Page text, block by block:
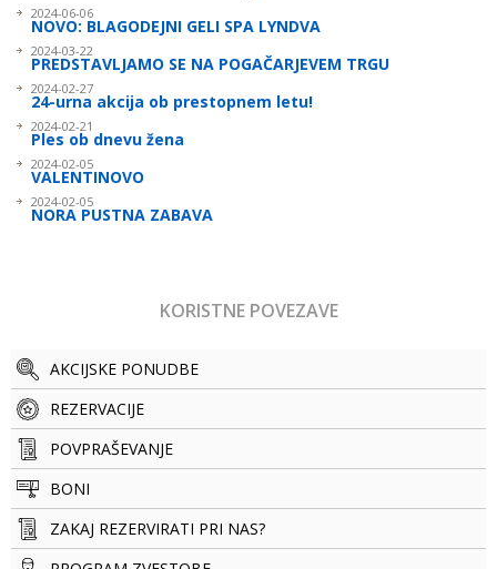
2024-06-06
NOVO: BLAGODEJNI GELI SPA LYNDVA
2024-03-22
PREDSTAVLJAMO SE NA POGAČARJEVEM TRGU
2024-02-27
24-urna akcija ob prestopnem letu!
2024-02-21
Ples ob dnevu žena
2024-02-05
VALENTINOVO
2024-02-05
NORA PUSTNA ZABAVA
KORISTNE POVEZAVE
AKCIJSKE PONUDBE
REZERVACIJE
POVPRAŠEVANJE
BONI
ZAKAJ REZERVIRATI PRI NAS?